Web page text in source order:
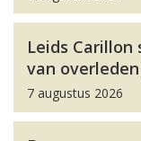
Leids
van
7 augustus 2026